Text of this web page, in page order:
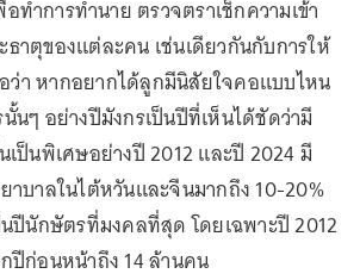
ทำการทำนาย ตรวจตราเช็กความเข้า
าตุของแต่ละคน เช่นเดียวกันกับการให้
า หากอยากได้ลูกมีนิสัยใจคอแบบไหน
นๆ อย่างปีมังกรเป็นปีที่เห็นได้ชัดว่ามี
เป็นพิเศษอย่างปี 2012 และปี 2024 มี
าบาลในไต้หวันและจีนมากถึง 10-20%
นปีนักษัตรที่มงคลที่สุด โดยเฉพาะปี 2012
ปีก่อนหน้าถึง 14 ล้านคน